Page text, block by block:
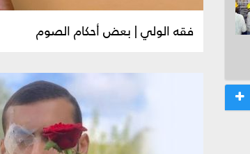
فقه الولي | بعض أحكام الصوم